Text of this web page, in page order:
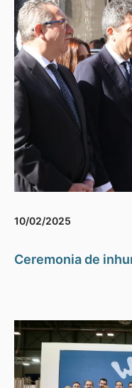
10/02/2025
Ceremonia de